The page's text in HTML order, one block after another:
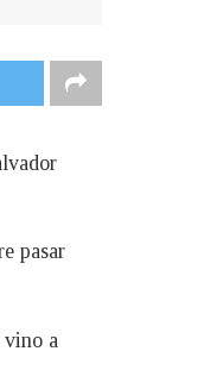
pasar
vino a